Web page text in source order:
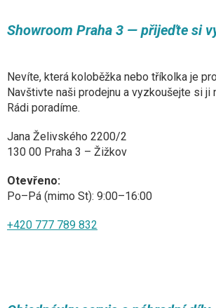
Showroom Praha 3 — přijeďte si
Nevíte, která koloběžka nebo tříkolka je
Navštivte naši prodejnu a vyzkoušejte si ji
Rádi poradíme.
Jana Želivského 2200/2
130 00 Praha 3 – Žižkov
Otevřeno:
Po–Pá (mimo St): 9:00–16:00
+420 777 789 832